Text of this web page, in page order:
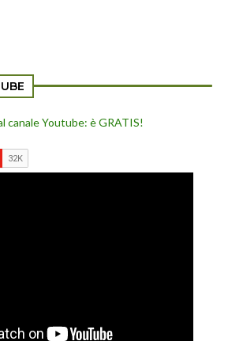
canale Youtube: è GRATIS!